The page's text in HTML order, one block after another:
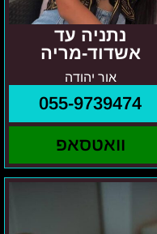
נתניה עד
אשדוד-מריה
אור יהודה
055-9739474
וואטסאפ
רנה